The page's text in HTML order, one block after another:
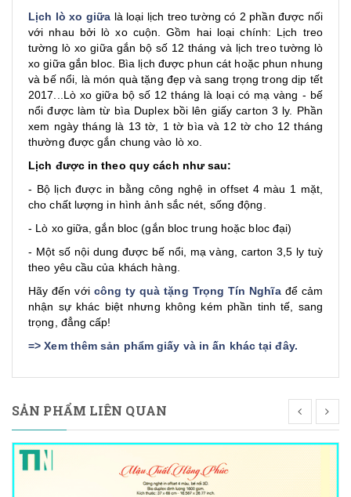
Lịch lò xo giữa là loại lịch treo tường có 2 phần được nối
với nhau bởi lò xo cuộn. Gồm hai loại chính: Lịch treo
tường lò xo giữa gắn bộ số 12 tháng và lịch treo tường lò
xo giữa gắn bloc. Bìa lịch được phun cát hoặc phun nhung
và bế nổi, là món quà tặng đẹp và sang trọng trong dịp tết
2017...Lò xo giữa bộ số 12 tháng là loại có mạ vàng - bế
nổi được làm từ bìa Duplex bồi lên giấy carton 3 ly. Phần
xem ngày tháng là 13 tờ, 1 tờ bìa và 12 tờ cho 12 tháng
thường được gắn chung vào lò xo.
Lịch được in theo quy cách như sau:
- Bộ lịch được in bằng công nghệ in offset 4 màu 1 mặt,
cho chất lượng in hình ảnh sắc nét, sống động.
- Lò xo giữa, gắn bloc (gắn bloc trung hoặc bloc đại)
- Một số nội dung được bế nổi, mạ vàng, carton 3,5 ly tuỳ
theo yêu cầu của khách hàng.
Hãy đến với công ty quà tặng Trọng Tín Nghĩađể cảm
nhận sự khác biệt nhưng không kém phần tinh tế, sang
trọng, đẳng cấp!
=>Xem thêm sản phẩm giấy và in ấn khác tại đây.
SẢN PHẨM LIÊN QUAN